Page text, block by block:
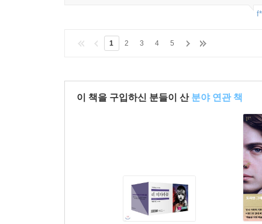
1 2 3 4 5
이 책을 구입하신 분들이 산 분야 연관 책